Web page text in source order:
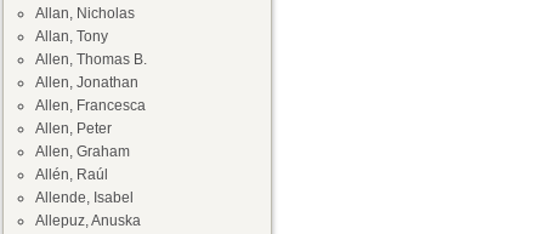
Allan, Nicholas
Allan, Tony
Allen, Thomas B.
Allen, Jonathan
Allen, Francesca
Allen, Peter
Allen, Graham
Allén, Raúl
Allende, Isabel
Allepuz, Anuska